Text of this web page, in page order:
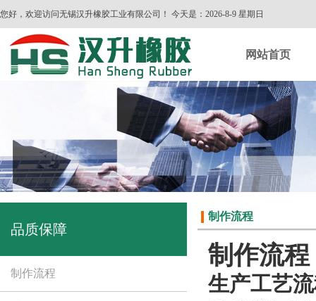
您好，欢迎访问无锡汉升橡胶工业有限公司！ 今天是： 2026-8-9 星期日
网站首页
品质保障
制作流程
制作流程
制作流程
生产工艺